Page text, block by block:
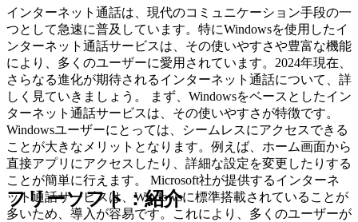
インターネット通話は、現代のコミュニケーション手段の一
つとして急速に普及しています。特にWindowsを使用したイ
ンターネット通話サービスは、その使いやすさや豊富な機能
により、多くのユーザーに愛用されています。2024年現在、
さらなる進化が期待されるインターネット通話について、詳
しく見ていきましょう。 まず、Windowsをベースとしたイン
ターネット通話サービスは、その使いやすさが特徴です。
Windowsユーザーにとっては、シームレスにアクセスできる
ことが大きなメリットとなります。例えば、ホーム画面から
直接アプリにアクセスしたり、詳細な設定を変更したりする
ことが簡単に行えます。 Microsoft社が提供するインターネ
ット通話サービスは、Windowsに標準搭載されていることが
多いため、導入が容易です。これにより、多くのユーザーが
フリーソフト：紹介